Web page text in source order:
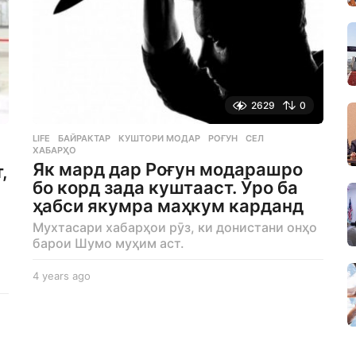
2629 0
LIFE БАЙРАКТАР ,КУШТОРИ МОДАР ,РОҒУН ,СЕЛ
ХАБАРҲО
Як мард дар Роғун модарашро
бо корд зада куштааст. Ӯро ба
ҳабси якумра маҳкум карданд
Мухтасари хабарҳои рӯз, ки донистани онҳо
барои Шумо муҳим аст.
4 years ago